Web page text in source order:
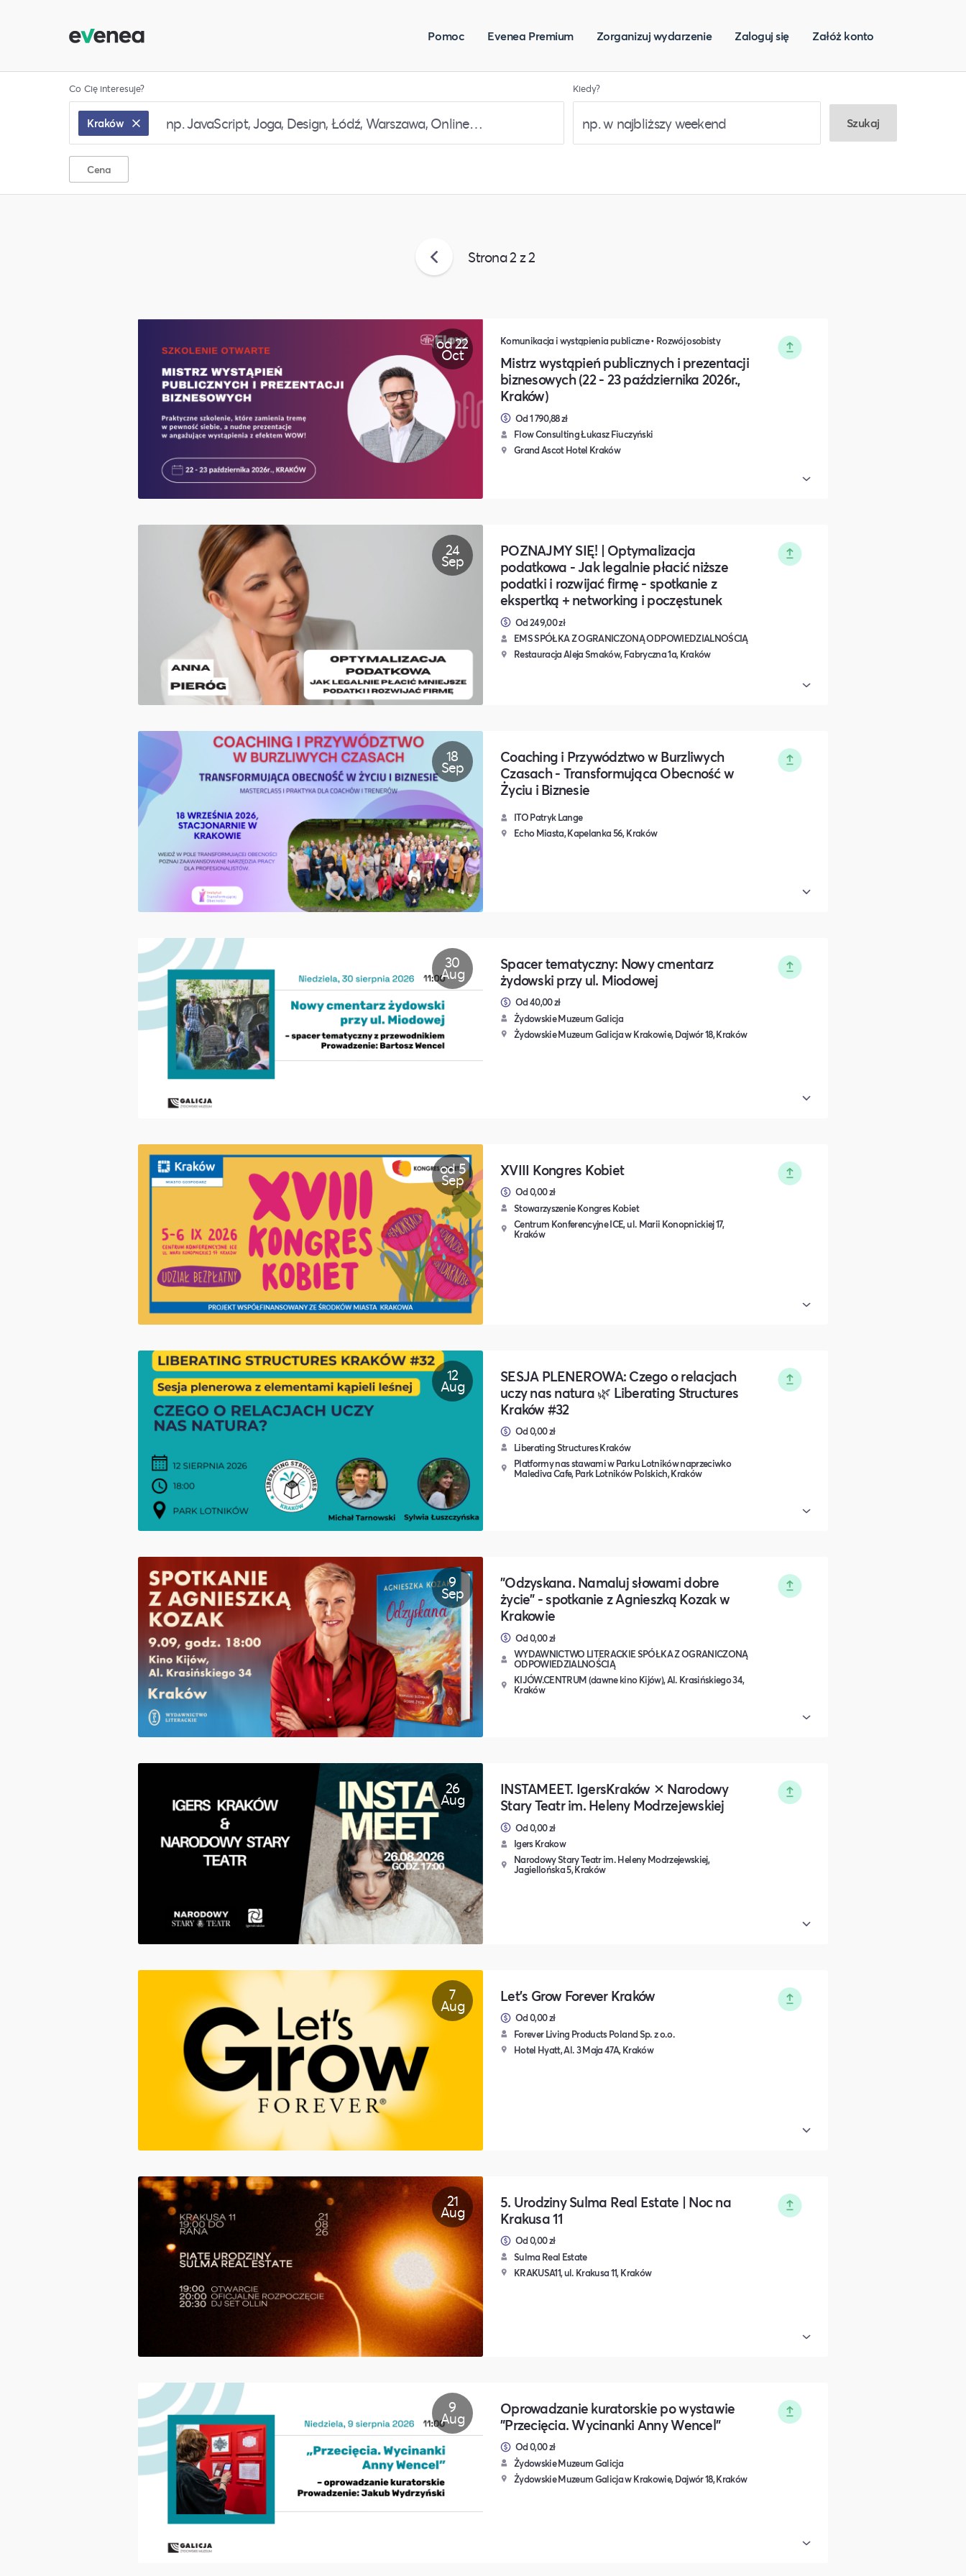
Pomoc Evenea Premium Zorganizuj wydarzenie Zaloguj się Załóż konto
Co Cię interesuje?
Kraków
Kiedy?
Szukaj
Cena
Strona2 z2
od 22
Oct
Komunikacja i wystąpienia publiczne • Rozwój osobisty
Mistrz wystąpień publicznych i prezentacji
biznesowych (22 - 23 października 2026r.,
Kraków)
Od 1 790,88 zł
Flow Consulting Łukasz Fiuczyński
Grand Ascot Hotel Kraków
24
Sep
POZNAJMY SIĘ! | Optymalizacja
podatkowa - Jak legalnie płacić niższe
podatki i rozwijać firmę - spotkanie z
ekspertką + networking i poczęstunek
Od 249,00 zł
EMS SPÓŁKA Z OGRANICZONĄ ODPOWIEDZIALNOŚCIĄ
Restauracja Aleja Smaków, Fabryczna 1a, Kraków
18
Sep
Coaching i Przywództwo w Burzliwych
Czasach - Transformująca Obecność w
Życiu i Biznesie
ITO Patryk Lange
Echo Miasta, Kapelanka 56, Kraków
30
Aug
Spacer tematyczny: Nowy cmentarz
żydowski przy ul. Miodowej
Od 40,00 zł
Żydowskie Muzeum Galicja
Żydowskie Muzeum Galicja w Krakowie, Dajwór 18, Kraków
od 5
Sep
XVIII Kongres Kobiet
Od 0,00 zł
Stowarzyszenie Kongres Kobiet
Centrum Konferencyjne ICE, ul. Marii Konopnickiej 17,
Kraków
12
Aug
SESJA PLENEROWA: Czego o relacjach
uczy nas natura 🌿 Liberating Structures
Kraków #32
Od 0,00 zł
Liberating Structures Kraków
Platformy nas stawami w Parku Lotników naprzeciwko
Malediva Cafe, Park Lotników Polskich, Kraków
9
Sep
"Odzyskana. Namaluj słowami dobre
życie" - spotkanie z Agnieszką Kozak w
Krakowie
Od 0,00 zł
WYDAWNICTWO LITERACKIE SPÓŁKA Z OGRANICZONĄ
ODPOWIEDZIALNOŚCIĄ
KIJÓW.CENTRUM (dawne kino Kijów), Al. Krasińskiego 34,
Kraków
26
Aug
INSTAMEET. IgersKraków ✕ Narodowy
Stary Teatr im. Heleny Modrzejewskiej
Od 0,00 zł
Igers Krakow
Narodowy Stary Teatr im. Heleny Modrzejewskiej,
Jagiellońska 5, Kraków
7
Aug
Let's Grow Forever Kraków
Od 0,00 zł
Forever Living Products Poland Sp. z o.o.
Hotel Hyatt, Al. 3 Maja 47A, Kraków
21
Aug
5. Urodziny Sulma Real Estate | Noc na
Krakusa 11
Od 0,00 zł
Sulma Real Estate
KRAKUSA11, ul. Krakusa 11, Kraków
9
Aug
Oprowadzanie kuratorskie po wystawie
"Przecięcia. Wycinanki Anny Wencel"
Od 0,00 zł
Żydowskie Muzeum Galicja
Żydowskie Muzeum Galicja w Krakowie, Dajwór 18, Kraków